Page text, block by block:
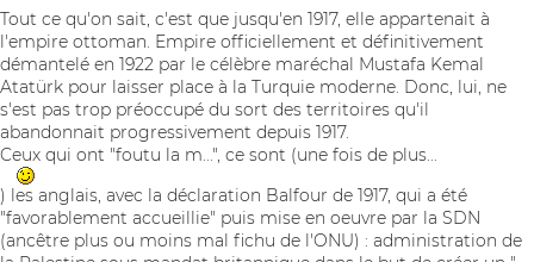
Tout ce qu'on sait, c'est que jusqu'en 1917, elle appartenait à
l'empire ottoman. Empire officiellement et définitivement
démantelé en 1922 par le célèbre maréchal Mustafa Kemal
Atatürk pour laisser place à la Turquie moderne. Donc, lui, ne
s'est pas trop préoccupé du sort des territoires qu'il
abandonnait progressivement depuis 1917.
Ceux qui ont "foutu la m...", ce sont (une fois de plus...
) les anglais, avec la déclaration Balfour de 1917, qui a été
"favorablement accueillie" puis mise en oeuvre par la SDN
(ancêtre plus ou moins mal fichu de l'ONU) : administration de